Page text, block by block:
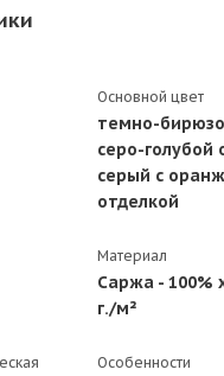
Основной цвет
темно-
серо-голубой
серый с
отделкой
Материал
Саржа - 100%
г./м²
Особенности